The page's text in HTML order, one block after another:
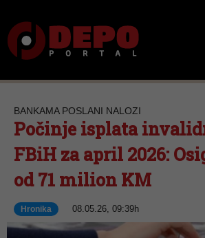
BANKAMA POSLANI NALOZI
Počinje isplata
FBiH za april 2026:
od 71 milion KM
Hronika 08.05.26, 09:39h